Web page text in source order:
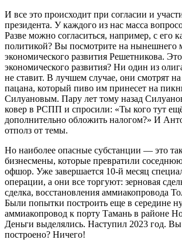
И все это происходит при согласии и
президента. У каждого из нас масса
Разве можно согласиться, например, с его
политикой? Вы посмотрите на нынешнего
экономического развития Решетникова.
экономического развития? Ни один из
не ставит. В лучшем случае, они смотрят
пацана, который пиво им принесет на
Силуановым. Пару лет тому назад
ковер в РСПП и спросили: «Ты кого тут
дополнительно обложить налогом?» И
отполз от темы.
Но наиболее опасные субстанции — это
бизнесмены, которые превратили
офшор. Уже завершается 10-й месяц
операции, а они все торгуют: зерновая
сделка, восстановления аммиакопровода
Были попытки построить еще в середине
аммиакопровод к порту Тамань в районе
Деньги выделялись. Наступил 2023 год. Вы
построено? Ничего!